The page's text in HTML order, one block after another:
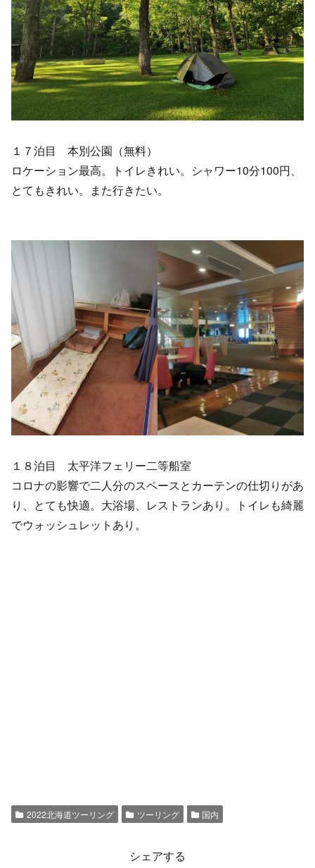
１７泊目 本別公園（無料）
ロケーション最高。トイレきれい。シャワー10分100円、
とてもきれい。また行きたい。
１８泊目 太平洋フェリー二等船室
コロナの影響で二人分のスペースとカーテンの仕切りがあ
り、とても快適。大浴場、レストランあり。トイレも綺麗
でウォッシュレットあり。
2022北海道ツーリング ツーリング 国内
シェアする